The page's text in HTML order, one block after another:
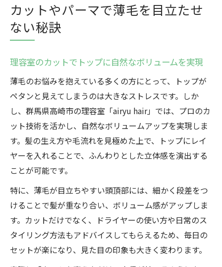
カットやパーマで薄毛を目立たせ
ない秘訣
理容室のカットでトップに自然なボリュームを実現
薄毛のお悩みを抱えている多くの方にとって、トップが
ペタンと見えてしまうのは大きなストレスです。しか
し、群馬県高崎市の理容室「airyu hair」では、プロのカ
ット技術を活かし、自然なボリュームアップを実現しま
す。髪の生え方や毛流れを見極めた上で、トップにレイ
ヤーを入れることで、ふんわりとした立体感を演出する
ことが可能です。
特に、薄毛が目立ちやすい頭頂部には、細かく段差をつ
けることで髪が重なり合い、ボリューム感がアップしま
す。カットだけでなく、ドライヤーの使い方や日常のス
タイリング方法もアドバイスしてもらえるため、毎日の
セットが楽になり、見た目の印象も大きく変わります。